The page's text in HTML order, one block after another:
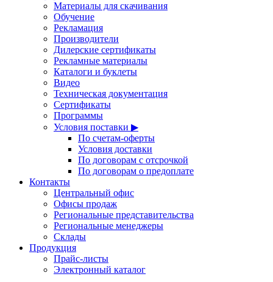
Материалы для скачивания
Обучение
Рекламация
Производители
Дилерские сертификаты
Рекламные материалы
Каталоги и буклеты
Видео
Техническая документация
Сертификаты
Программы
Условия поставки ▶
По счетам-оферты
Условия доставки
По договорам с отсрочкой
По договорам о предоплате
Контакты
Центральный офис
Офисы продаж
Региональные представительства
Региональные менеджеры
Склады
Продукция
Прайс-листы
Электронный каталог